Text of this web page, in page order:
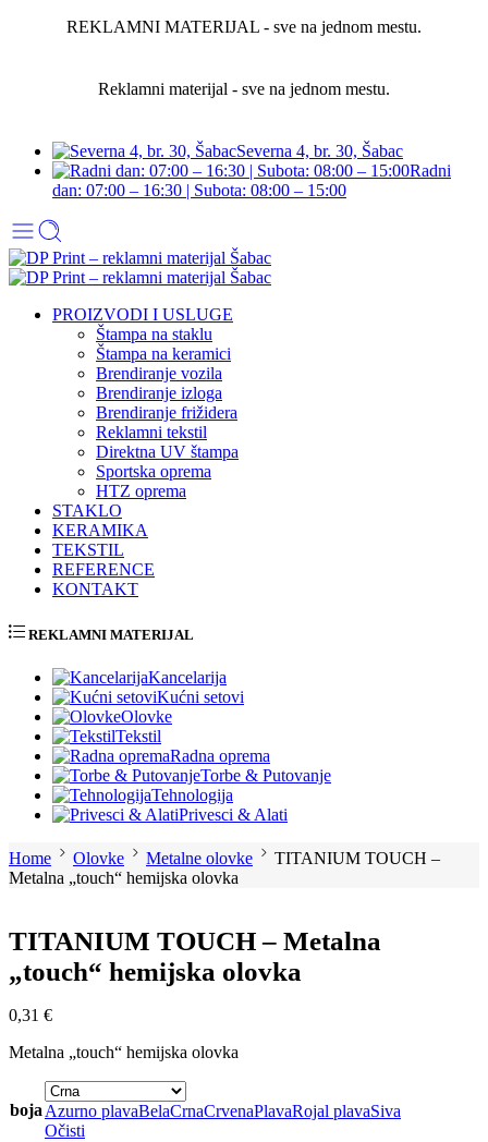
REKLAMNI MATERIJAL - sve na jednom mestu.
Reklamni materijal - sve na jednom mestu.
Severna 4, br. 30, Šabac
Radni
dan: 07:00 – 16:30 | Subota: 08:00 – 15:00
PROIZVODI I USLUGE
Štampa na staklu
Štampa na keramici
Brendiranje vozila
Brendiranje izloga
Brendiranje frižidera
Reklamni tekstil
Direktna UV štampa
Sportska oprema
HTZ oprema
STAKLO
KERAMIKA
TEKSTIL
REFERENCE
KONTAKT
REKLAMNI MATERIJAL
Kancelarija
Kućni setovi
Olovke
Tekstil
Radna oprema
Torbe & Putovanje
Tehnologija
Privesci & Alati
Home Olovke Metalne olovke
TITANIUM TOUCH –
Metalna „touch“ hemijska olovka
TITANIUM TOUCH – Metalna
„touch“ hemijska olovka
0,31 €
Metalna „touch“ hemijska olovka
boja Azurno plavaBelaCrnaCrvenaPlavaRojal plavaSiva
Očisti